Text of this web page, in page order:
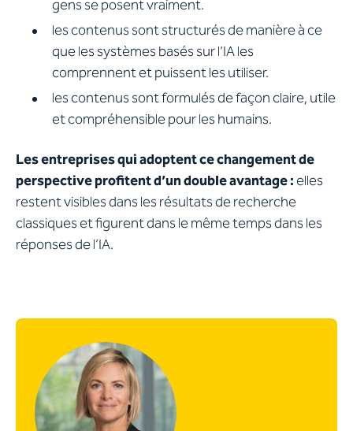
gens se posent vraiment.
les contenus sont structurés de manière à ce
que les systèmes basés sur l’IA les
comprennent et puissent les utiliser.
les contenus sont formulés de façon claire, utile
et compréhensible pour les humains.
Les entreprises qui adoptent ce changement de
perspective profitent d’un double avantage :elles
restent visibles dans les résultats de recherche
classiques et figurent dans le même temps dans les
réponses de l’IA.